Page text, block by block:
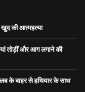
खुद की आत्महत्या
तोड़ीं और आग लगाने की
के बाहर से हथियार के साथ